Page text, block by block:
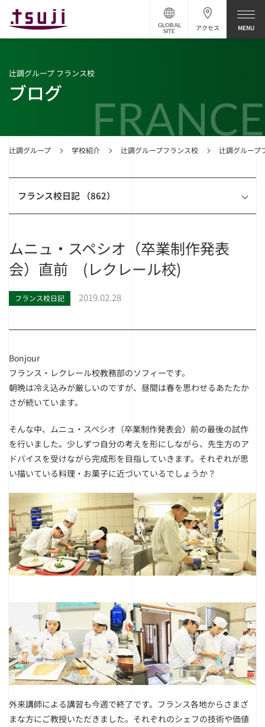
アクセス
GLOBAL
SITE
FRANCE
辻調グループ 学校紹介 辻調グループフランス校 辻調グループ
辻調グループ フランス校
ブログ
フランス校日記 （862）
ムニュ・スペシオ（卒業制作発表
会）直前 (レクレール校)
フランス校日記 2019.02.28
Bonjour
フランス・レクレール校教務部のソフィーです。
朝晩は冷え込みが厳しいのですが、昼間は春を思わせるあたたか
さが続いています。
そんな中、ムニュ・スペシオ（卒業制作発表会）前の最後の試作
を行いました。少しずつ自分の考えを形にしながら、先生方のア
ドバイスを受けながら完成形を目指していきます。それぞれが思
い描いている料理・お菓子に近づいているでしょうか？
外来講師による講習も今週で終了です。フランス各地からさまざ
まな方にご教授いただきました。それぞれのシェフの技術や価値